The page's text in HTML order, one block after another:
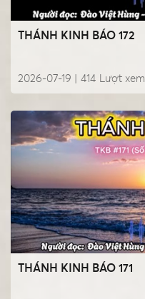
THÁNH KINH BÁO 172
2026-07-19 | Lượt xem
414
THÁNH KINH BÁO 171